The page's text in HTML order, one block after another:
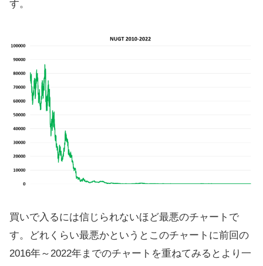
す。
買いで入るには信じられないほど最悪のチャートで
す。どれくらい最悪かというとこのチャートに前回の
2016年～2022年までのチャートを重ねてみるとより一